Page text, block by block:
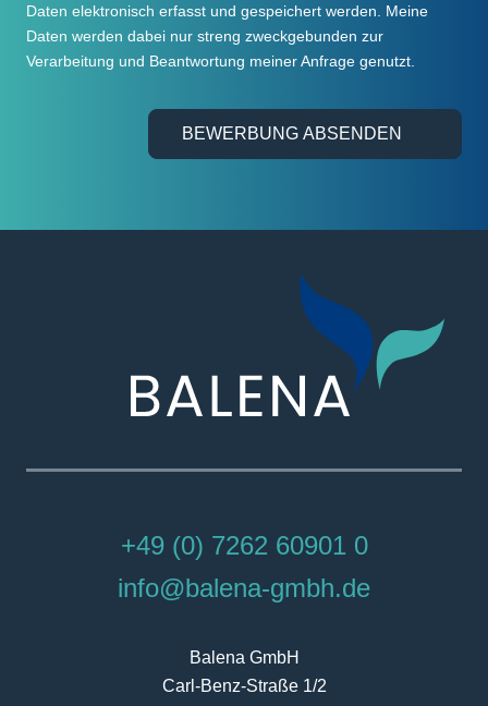
Daten elektronisch erfasst und gespeichert werden. Meine
Daten werden dabei nur streng zweckgebunden zur
Verarbeitung und Beantwortung meiner Anfrage genutzt.
BEWERBUNG ABSENDEN
+49 (0) 7262 60901 0
info@balena-gmbh.de
Balena GmbH
Carl-Benz-Straße 1/2